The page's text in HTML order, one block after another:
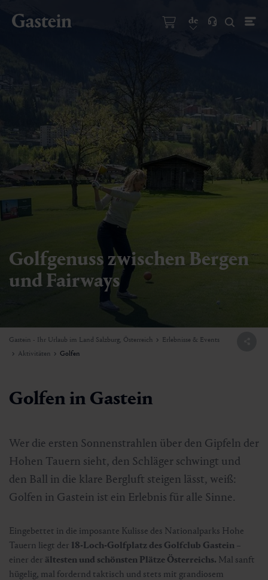
de
Golfgenuss zwischen Bergen
und Fairways
Gastein - Ihr Urlaub im Land Salzburg, Österreich
Erlebnisse & Events
Aktivitäten
Golfen
Golfen in Gastein
Wer die ersten Sonnenstrahlen über den Gipfeln der
Hohen Tauern sieht, den Schläger schwingt und
den Ball in die klare Bergluft steigen lässt, weiß:
Golfen in Gastein ist ein Erlebnis für alle Sinne.
Eingebettet in die imposante Kulisse des Nationalparks Hohe
Tauern liegt der 18-Loch-Golfplatz des Golfclub Gastein –
einer der ältesten und schönsten Plätze Österreichs. Mal sanft
hügelig, mal fordernd taktisch und stets mit grandiosem